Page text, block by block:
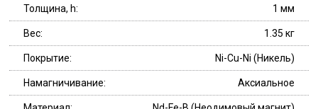
Толщина, h: 1 мм
Вес: 1.35 кг
Покрытие: Ni-Cu-Ni (Никель)
Намагничивание: Аксиальное